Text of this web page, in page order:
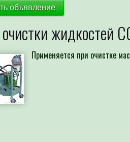
объявление
жидкостей
Применяется при очистке